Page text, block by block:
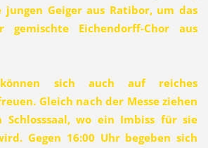
Geiger aus Ratibor, um das
gemischte Eichendorff-Chor aus
sich auch auf reiches
Gleich nach der Messe ziehen
wo ein Imbiss für sie
Gegen 16:00 Uhr begeben sich